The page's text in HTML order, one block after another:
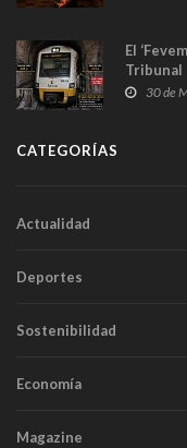
El
Tribunal
30 de
CATEGORÍAS
Actualidad
Deportes
Sostenibilidad
Economía
Magazine